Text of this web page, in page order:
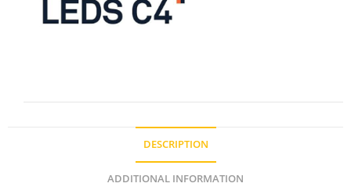
DESCRIPTION
ADDITIONAL INFORMATION